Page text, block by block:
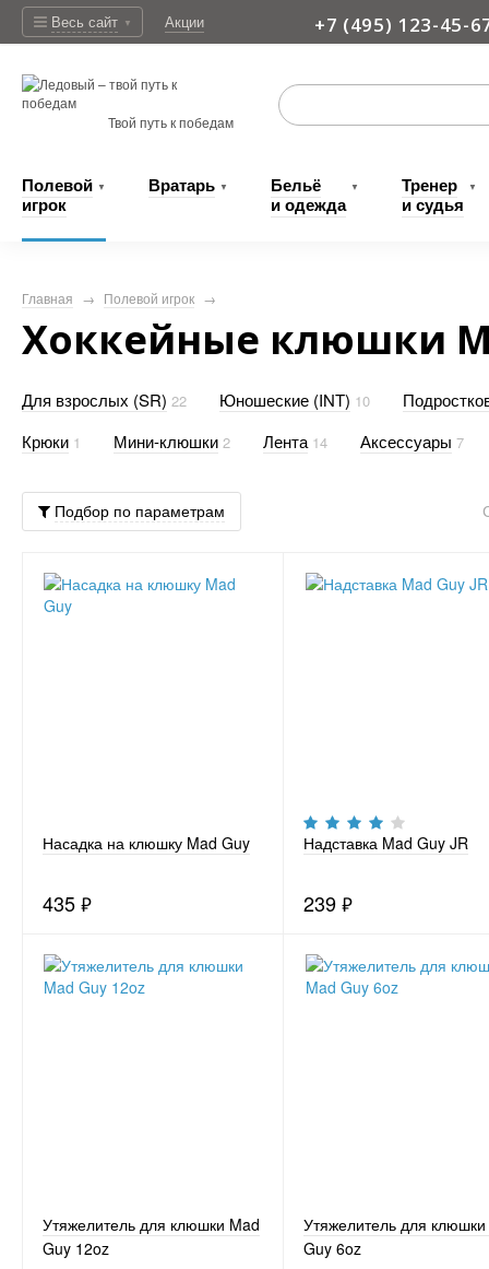
Весь сайт ▼
Акции
+7 (495) 123-45-
Твой путь к победам
Полевой
игрок
▼ Вратарь ▼
Бельё
и одежда
▼
Тренер
и судья
▼
Главная → Полевой игрок →
Хоккейные клюшки
Для взрослых (SR) 22 Юношеские (INT) 10
Крюки 1 Мини-клюшки 2 Лента14 Аксессуары 7
Подбор по параметрам
Насадка на клюшку Mad Guy
435₽
Надставка Mad Guy JR
239₽
Утяжелитель для клюшки Mad
Guy 12oz
Утяжелитель для
Guy 6oz